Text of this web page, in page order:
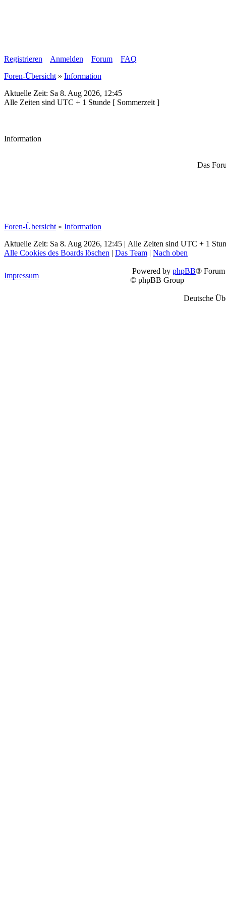
Registrieren Anmelden Forum
FAQ
Foren-Übersicht » Information
Aktuelle Zeit: Sa 8. Aug 2026, 12:45
Alle Zeiten sind UTC + 1 Stunde [ Sommerzeit ]
Information
Das
Foren-Übersicht » Information
Aktuelle Zeit: Sa 8. Aug 2026, 12:45 | Alle Zeiten sind UTC + 1
Alle Cookies des Boards löschen | Das Team | Nach oben
Impressum
Powered by phpBB® Forum
© phpBB Group
Deutsche